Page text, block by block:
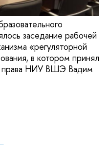
заседание рабочей
«регуляторной
в котором принял
права НИУ ВШЭ Вадим